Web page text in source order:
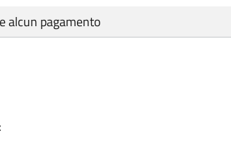
alcun pagamento